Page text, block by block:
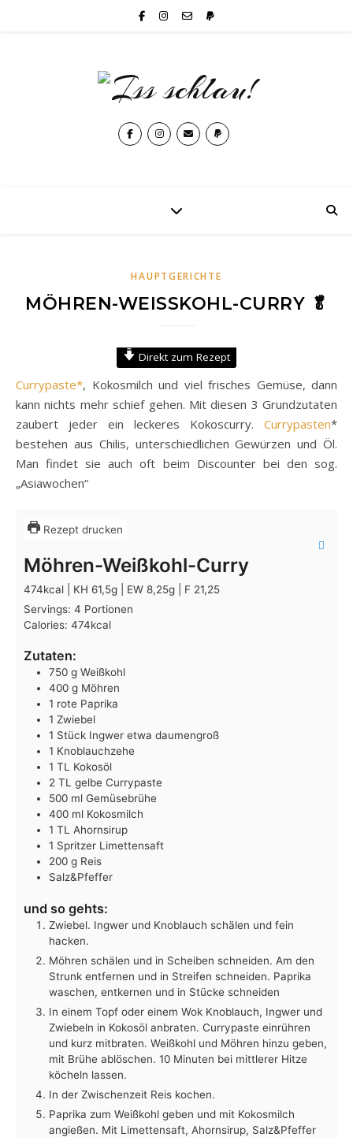
HAUPTGERICHTE
MÖHREN-WEISSKOHL-CURRY 🥬
Direkt zum Rezept
Currypaste*, Kokosmilch und viel frisches Gemüse, dann
kann nichts mehr schief gehen. Mit diesen 3 Grundzutaten
zaubert jeder ein leckeres Kokoscurry. Currypasten*
bestehen aus Chilis, unterschiedlichen Gewürzen und Öl.
Man findet sie auch oft beim Discounter bei den sog.
„Asiawochen“
Rezept drucken
Möhren-Weißkohl-Curry
474kcal | KH 61,5g | EW 8,25g | F 21,25
Servings: 4 Portionen
Calories: 474kcal
Zutaten:
750 g Weißkohl
400 g Möhren
1 rote Paprika
1 Zwiebel
1 Stück Ingwer etwa daumengroß
1 Knoblauchzehe
1 TL Kokosöl
2 TL gelbe Currypaste
500 ml Gemüsebrühe
400 ml Kokosmilch
1 TL Ahornsirup
1 Spritzer Limettensaft
200 g Reis
Salz&Pfeffer
und so gehts:
Zwiebel. Ingwer und Knoblauch schälen und fein
hacken.
Möhren schälen und in Scheiben schneiden. Am den
Strunk entfernen und in Streifen schneiden. Paprika
waschen, entkernen und in Stücke schneiden
In einem Topf oder einem Wok Knoblauch, Ingwer und
Zwiebeln in Kokosöl anbraten. Currypaste einrühren
und kurz mitbraten. Weißkohl und Möhren hinzu geben,
mit Brühe ablöschen. 10 Minuten bei mittlerer Hitze
köcheln lassen.
In der Zwischenzeit Reis kochen.
Paprika zum Weißkohl geben und mit Kokosmilch
angießen. Mit Limettensaft, Ahornsirup, Salz&Pfeffer